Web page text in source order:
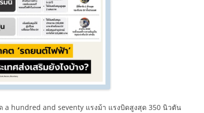
a hundred and seventy แรงม้า แรงบิดสูงสุด 350 นิวตัน